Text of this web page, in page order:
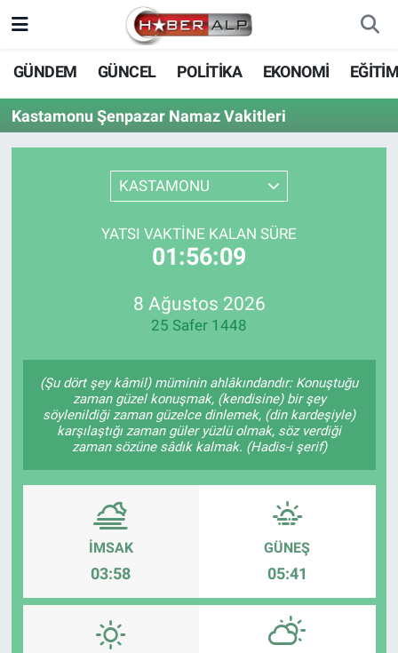
GÜNDEM GÜNCEL POLİTİKA EKONOMİ
Kastamonu Şenpazar Namaz Vakitleri
KASTAMONU
YATSI VAKTINE KALAN SÜRE
01:56:09
8 Ağustos 2026
25 Safer 1448
(Şu dört şey kâmil) müminin ahlâkındandır: Konuştuğu
zaman güzel konuşmak, (kendisine) bir şey
söylenildiği zaman güzelce dinlemek, (din kardeşiyle)
karşılaştığı zaman güler yüzlü olmak, söz verdiği
zaman sözüne sâdık kalmak. (Hadis-i şerif)
İMSAK
03:58
GÜNEŞ
05:41
Nöbetçi Eczaneler
Hava Durumu
Süper Lig Puan Durumu ve Fikstür
Son Dakika Haberleri